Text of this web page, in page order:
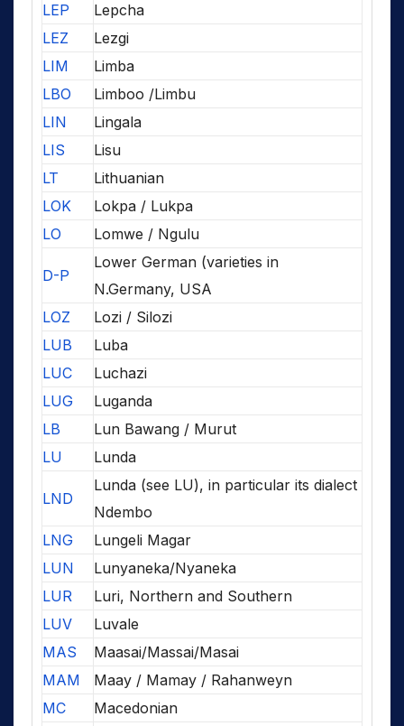
LEP
Lepcha
LEZ
Lezgi
LIM
Limba
LBO
Limboo /Limbu
LIN
Lingala
LIS
Lisu
LT
Lithuanian
LOK
Lokpa / Lukpa
LO
Lomwe / Ngulu
D-P
Lower German (varieties in
N.Germany, USA
LOZ
Lozi / Silozi
LUB
Luba
LUC
Luchazi
LUG
Luganda
LB
Lun Bawang / Murut
LU
Lunda
LND
Lunda (see LU), in particular its dialect
Ndembo
LNG
Lungeli Magar
LUN
Lunyaneka/Nyaneka
LUR
Luri, Northern and Southern
LUV
Luvale
MAS
Maasai/Massai/Masai
MAM
Maay / Mamay / Rahanweyn
MC
Macedonian